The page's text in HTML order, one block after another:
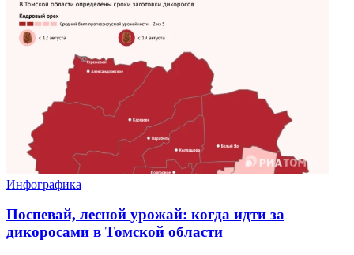
Инфографика
Поспевай, лесной урожай: когда идти за
дикоросами в Томской области